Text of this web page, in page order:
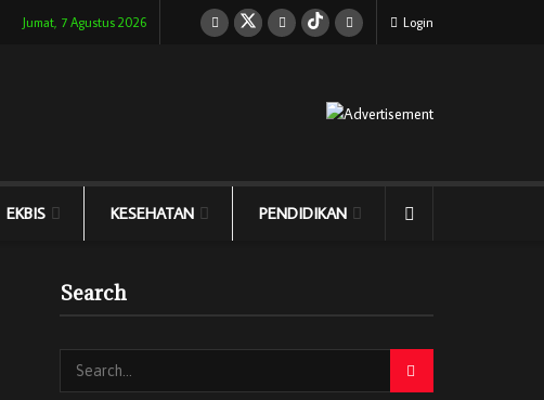
Jumat, 7 Agustus 2026 Login
EKBIS KESEHATAN PENDIDIKAN
Search